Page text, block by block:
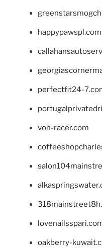
happypawspl.com
perfectfit24-
von-racer.com
oakberry-